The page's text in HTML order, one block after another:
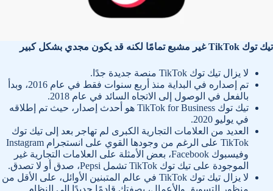
تيك توك TikTok غير مشبع تمامًا لكنه قد يكون مجدي بشكل كبير
لا يزال تيك توك TikTok منصة جديدة جدًا.
تم إصداره في البداية منذ أربع سنوات فقط في عام 2016، وبدأ
بالفعل في الوصول إلى الاتجاه السائد في عام 2018.
تيك توك TikTok for Business هو أحدث إصدار، حيث تم إطلاقه
في يوليو 2020.
العديد من العلامات التجارية الكبرى لم تهاجر بعد إلى تيك توك
TikTok على الرغم من وجودها القوي على انستجرام Instagram
وفيسبوك Facebook، بعض الأمثلة على العلامات التجارية غير
الموجودة على تيك توك TikTok تشمل Pepsi، صدق أو لا تصدق.
لا يزال تيك توك TikTok في عالم المتبنين الأوائل، على الأقل من
منظور التسويق والأعمال، بصفتك قادمًا جديدًا إلى النظام